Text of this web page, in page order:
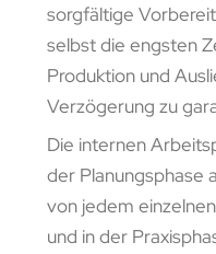
sorgfältige
selbst die engsten
Produktion und
Verzögerung zu
Die internen
der Planungsphase
von jedem
und in der